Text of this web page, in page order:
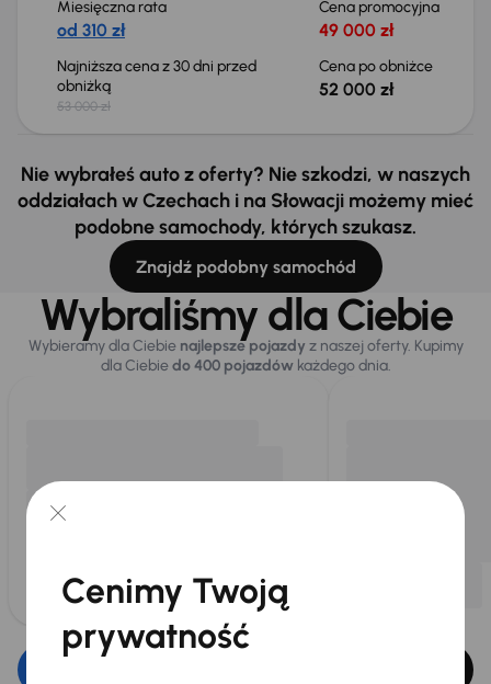
Miesięczna rata
od 310 zł
Cena promocyjna
49 000 zł
Najniższa cena z 30 dni przed
obniżką
53 000 zł
Cena po obniżce
52 000 zł
Nie wybrałeś auto z oferty? Nie szkodzi, w naszych
oddziałach w Czechach i na Słowacji możemy mieć
podobne samochody, których szukasz.
Znajdź podobny samochód
Wybraliśmy dla Ciebie
Wybieramy dla Ciebie najlepsze pojazdy z naszej oferty. Kupimy
dla Ciebiedo 400 pojazdówkażdego dnia.
Cenimy Twoją
prywatność